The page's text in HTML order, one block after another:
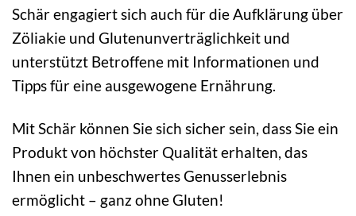
Schär engagiert sich auch für die Aufklärung über
Zöliakie und Glutenunverträglichkeit und
unterstützt Betroffene mit Informationen und
Tipps für eine ausgewogene Ernährung.
Mit Schär können Sie sich sicher sein, dass Sie ein
Produkt von höchster Qualität erhalten, das
Ihnen ein unbeschwertes Genusserlebnis
ermöglicht – ganz ohne Gluten!